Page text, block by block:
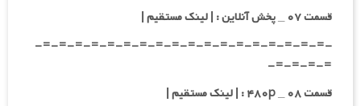
قسمت ۰۷ _ پخش آنلاین : | لینک مستقیم |
-=-=-=-=-=-=-=-=-=-=-=-=-=-=-=-=-=-=-
=-=-=-=-
قسمت ۰۸ _ ۴۸۰p : | لینک مستقیم |